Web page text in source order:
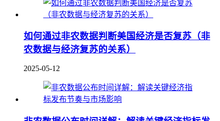
如何通过非农数据判断美国经济是否复苏（非
农数据与经济复苏的关系）
2025-05-12